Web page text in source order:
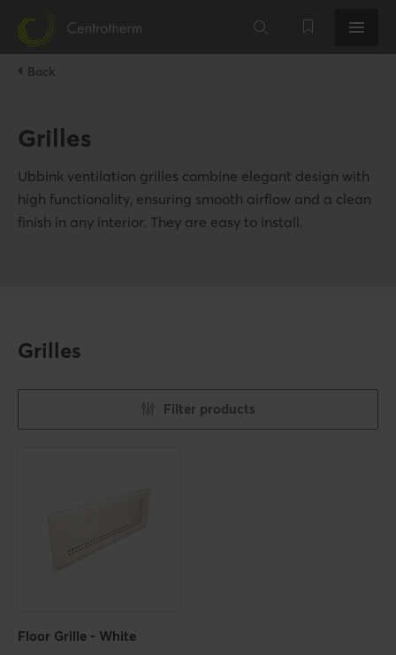
Back
Grilles
Ubbink ventilation grilles combine elegant design with
high functionality, ensuring smooth airflow and a clean
finish in any interior. They are easy to install.
Grilles
Filter products
Floor Grille - White